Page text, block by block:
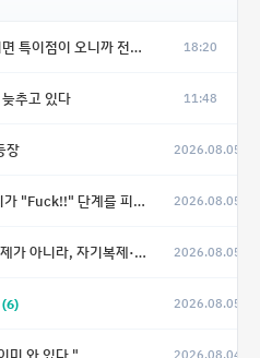
전부 롱을 쳐야 할지 모르겠다.” 18:20
추고 있다 11:48
장 2026.08.05
계를 피할 수 있기를 바랄 뿐" 2026.08.05
시스템의 피해에는 이론적으로 상한이 없다는 것이 문제" 2026.08.05
(6) 2026.08.05
2026.08.04